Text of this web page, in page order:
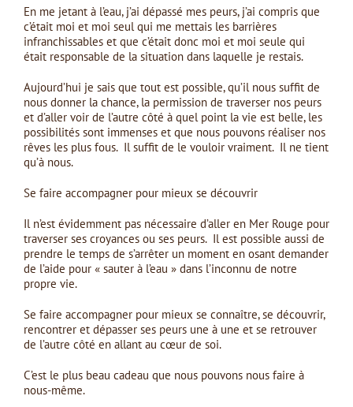
En me jetant à l’eau, j’ai dépassé mes peurs, j’ai compris que
c’était moi et moi seul qui me mettais les barrières
infranchissables et que c’était donc moi et moi seule qui
était responsable de la situation dans laquelle je restais.
Aujourd’hui je sais que tout est possible, qu’il nous suffit de
nous donner la chance, la permission de traverser nos peurs
et d’aller voir de l’autre côté à quel point la vie est belle, les
possibilités sont immenses et que nous pouvons réaliser nos
rêves les plus fous. Il suffit de le vouloir vraiment. Il ne tient
qu’à nous.
Se faire accompagner pour mieux se découvrir
Il n’est évidemment pas nécessaire d’aller en Mer Rouge pour
traverser ses croyances ou ses peurs. Il est possible aussi de
prendre le temps de s’arrêter un moment en osant demander
de l’aide pour « sauter à l’eau » dans l’inconnu de notre
propre vie.
Se faire accompagner pour mieux se connaître, se découvrir,
rencontrer et dépasser ses peurs une à une et se retrouver
de l’autre côté en allant au cœur de soi.
C’est le plus beau cadeau que nous pouvons nous faire à
nous-même.